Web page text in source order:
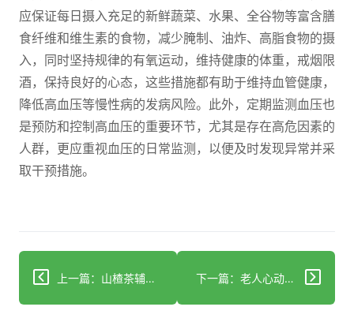
应保证每日摄入充足的新鲜蔬菜、水果、全谷物等富含膳
食纤维和维生素的食物，减少腌制、油炸、高脂食物的摄
入，同时坚持规律的有氧运动，维持健康的体重，戒烟限
酒，保持良好的心态，这些措施都有助于维持血管健康，
降低高血压等慢性病的发病风险。此外，定期监测血压也
是预防和控制高血压的重要环节，尤其是存在高危因素的
人群，更应重视血压的日常监测，以便及时发现异常并采
取干预措施。
上一篇：山楂茶辅助控血压？这些细节需牢记 下一篇：老人心动过缓别忽视：先查病因再对症应对